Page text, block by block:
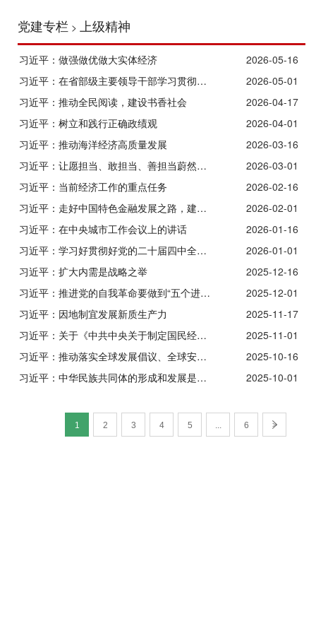
党建专栏 > 上级精神
习近平：做强做优做大实体经济
2026-05-16
习近平：在省部级主要领导干部学习贯彻党的二十届四中全会精神专题研讨班上的讲话
2026-05-01
习近平：推动全民阅读，建设书香社会
2026-04-17
习近平：树立和践行正确政绩观
2026-04-01
习近平：推动海洋经济高质量发展
2026-03-16
习近平：让愿担当、敢担当、善担当蔚然成风
2026-03-01
习近平：当前经济工作的重点任务
2026-02-16
习近平：走好中国特色金融发展之路，建设金融强国
2026-02-01
习近平：在中央城市工作会议上的讲话
2026-01-16
习近平：学习好贯彻好党的二十届四中全会精神
2026-01-01
习近平：扩大内需是战略之举
2025-12-16
习近平：推进党的自我革命要做到“五个进一步到位”
2025-12-01
习近平：因地制宜发展新质生产力
2025-11-17
习近平：关于《中共中央关于制定国民经济和社会发展第十五个五年规划的建议》的说明
2025-11-01
习近平：推动落实全球发展倡议、全球安全倡议、全球文明倡议、全球治理倡议
2025-10-16
习近平：中华民族共同体的形成和发展是人心所向、大势所趋、历史必然
2025-10-01
1 2 3 4 5 6 >